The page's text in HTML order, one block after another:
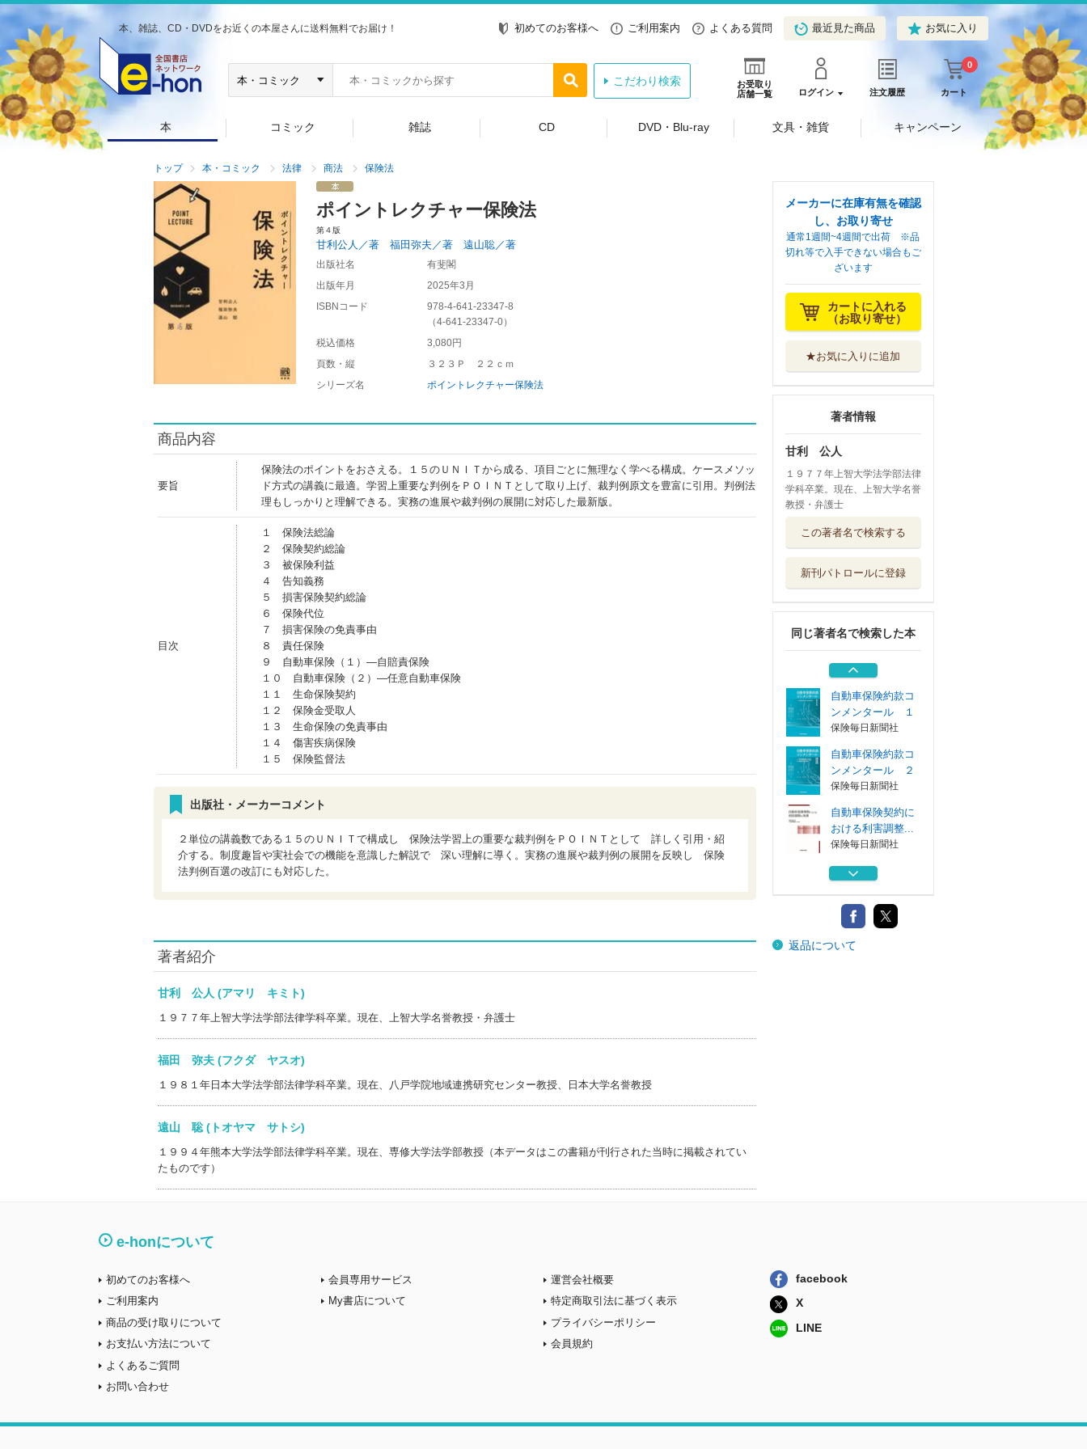
本、雑誌、CD・DVDをお近くの本屋さんに送料無料でお届け！ 初めてのお客様へ ご利用案内 よくある質問 最近見た商品 お気に入り
お受取り
店舗一覧
ログイン 注文履歴 カート
0
こだわり検索
本 コミック 雑誌 CD DVD・Blu-ray 文具・雑貨 キャンペーン
トップ 本・コミック 法律 商法 保険法
ポイントレクチャー保険法
第４版
甘利公人／著 福田弥夫／著 遠山聡／著
出版社名
有斐閣
出版年月
2025年3月
ISBNコード
978-4-641-23347-8
（4-641-23347-0）
税込価格
3,080円
頁数・縦
３２３Ｐ ２２ｃｍ
シリーズ名
ポイントレクチャー保険法
商品内容
要旨
保険法のポイントをおさえる。１５のＵＮＩＴから成る、項目ごとに無理なく学べる構成。ケースメソッ
ド方式の講義に最適。学習上重要な判例をＰＯＩＮＴとして取り上げ、裁判例原文を豊富に引用。判例法
理もしっかりと理解できる。実務の進展や裁判例の展開に対応した最新版。
目次
１ 保険法総論
２ 保険契約総論
３ 被保険利益
４ 告知義務
５ 損害保険契約総論
６ 保険代位
７ 損害保険の免責事由
８ 責任保険
９ 自動車保険（１）―自賠責保険
１０ 自動車保険（２）―任意自動車保険
１１ 生命保険契約
１２ 保険金受取人
１３ 生命保険の免責事由
１４ 傷害疾病保険
１５ 保険監督法
出版社・メーカーコメント
２単位の講義数である１５のＵＮＩＴで構成し 保険法学習上の重要な裁判例をＰＯＩＮＴとして 詳しく引用・紹
介する。制度趣旨や実社会での機能を意識した解説で 深い理解に導く。実務の進展や裁判例の展開を反映し 保険
法判例百選の改訂にも対応した。
著者紹介
甘利 公人 (アマリ キミト)
１９７７年上智大学法学部法律学科卒業。現在、上智大学名誉教授・弁護士
福田 弥夫 (フクダ ヤスオ)
１９８１年日本大学法学部法律学科卒業。現在、八戸学院地域連携研究センター教授、日本大学名誉教授
遠山 聡 (トオヤマ サトシ)
１９９４年熊本大学法学部法律学科卒業。現在、専修大学法学部教授（本データはこの書籍が刊行された当時に掲載されてい
たものです）
メーカーに在庫有無を確認
し、お取り寄せ
通常1週間~4週間で出荷 ※品
切れ等で入手できない場合もご
ざいます
カートに入れる
（お取り寄せ）
★お気に入りに追加
著者情報
甘利 公人
１９７７年上智大学法学部法律
学科卒業。現在、上智大学名誉
教授・弁護士
この著者名で検索する
新刊パトロールに登録
同じ著者名で検索した本
おける利害調整...
交通事故賠償にお
保険毎日新聞社
速習Ｍａｐｌｅ
ＳＴＥＭコンピ...
コロナ社
自動車保険約款コ
ンメンタール １
保険毎日新聞社
自動車保険約款コ
ンメンタール ２
保険毎日新聞社
自動車保険契約に
おける利害調整...
保険毎日新聞社
交通事故賠償にお
保険毎日新聞社
速習Ｍａｐｌｅ
ＳＴＥＭコンピ...
返品について
e-honについて
初めてのお客様へ
ご利用案内
商品の受け取りについて
お支払い方法について
よくあるご質問
お問い合わせ
会員専用サービス
My書店について
運営会社概要
特定商取引法に基づく表示
プライバシーポリシー
会員規約
facebook
X
LINE